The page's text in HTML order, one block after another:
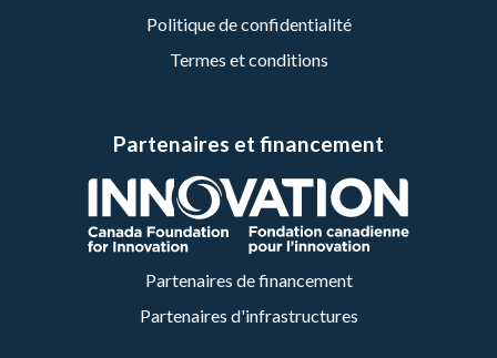
Politique de confidentialité
Termes et conditions
Partenaires et financement
Partenaires de financement
Partenaires d'infrastructures